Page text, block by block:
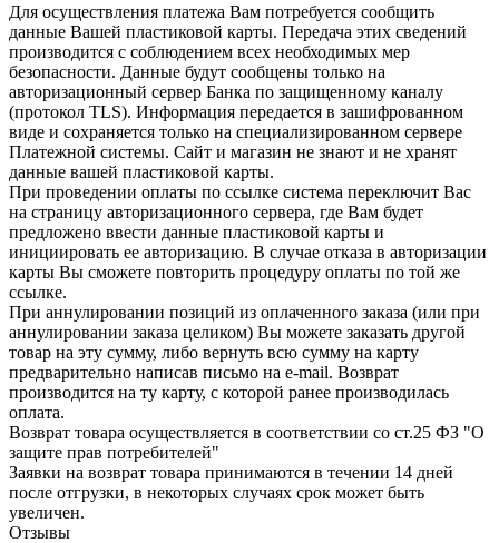
Для осуществления платежа Вам потребуется сообщить
данные Вашей пластиковой карты. Передача этих сведений
производится с соблюдением всех необходимых мер
безопасности. Данные будут сообщены только на
авторизационный сервер Банка по защищенному каналу
(протокол TLS). Информация передается в зашифрованном
виде и сохраняется только на специализированном сервере
Платежной системы. Сайт и магазин не знают и не хранят
данные вашей пластиковой карты.
При проведении оплаты по ссылке система переключит Вас
на страницу авторизационного сервера, где Вам будет
предложено ввести данные пластиковой карты и
инициировать ее авторизацию. В случае отказа в авторизации
карты Вы сможете повторить процедуру оплаты по той же
ссылке.
При аннулировании позиций из оплаченного заказа (или при
аннулировании заказа целиком) Вы можете заказать другой
товар на эту сумму, либо вернуть всю сумму на карту
предварительно написав письмо на e-mail. Возврат
производится на ту карту, с которой ранее производилась
оплата.
Возврат товара осуществляется в соответствии со ст.25 ФЗ "О
защите прав потребителей"
Заявки на возврат товара принимаются в течении 14 дней
после отгрузки, в некоторых случаях срок может быть
увеличен.
Отзывы